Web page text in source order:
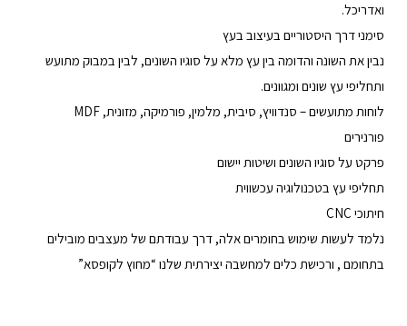
ואדריכל.
סימני דרך היסטוריים בעיצוב בעץ
נבין את השונה והדומה בין עץ מלא על סוגיו השונים, לבין במבוק מתועש
ותחליפי עץ שונים ומגוונים.
לוחות מתועשים – סנדוויץ, סיבית, מלמין, פורמיקה, מזונית, MDF
פורנירים
פרקט על סוגיו השונים ושיטות יישום
תחליפי עץ בטכנולוגיה עכשווית
חיתוכי CNC
נלמד לעשות שימוש בחומרים אלה, דרך עבודתם של מעצבים מובילים
בתחומם , ורכישת כלים למחשבה יצירתית שלנו “מחוץ לקופסא”